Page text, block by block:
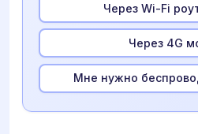
Через Wi-Fi
Через 4G
Мне нужно